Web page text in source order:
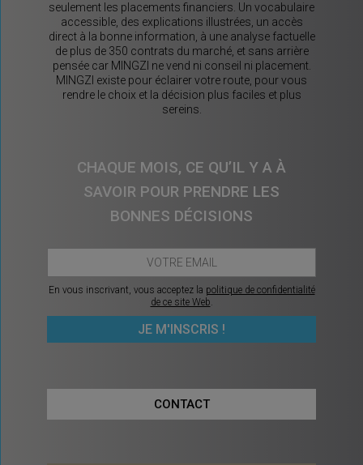
seulement les placements financiers. Un vocabulaire
accessible, des explications illustrées, un accès
direct à la bonne information, à une analyse factuelle
de plus de 350 contrats du marché, et sans arrière
pensée car MINGZI ne vend ni conseil ni placement.
MINGZI existe pour éclairer votre route, pour vous
rendre le choix et la décision plus faciles et plus
sereins.
CHAQUE MOIS, CE QU’IL Y A À
SAVOIR POUR PRENDRE LES
BONNES DÉCISIONS
En vous inscrivant, vous acceptez la politique de confidentialité
de ce site Web.
CONTACT